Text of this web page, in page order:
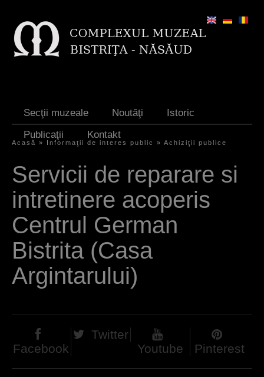
Secţii muzeale Noutăţi
Istoric
Publicaţii
Kontakt
i
e
s
n
d
i
r
Acasă » Informaţii de interes public » Achiziţii publice
Servicii de reparare si
intretinere acoperis
Centrul German
Bistrita (Casa
Argintarului)
Facebook
Twitter
Youtube
Pinterest